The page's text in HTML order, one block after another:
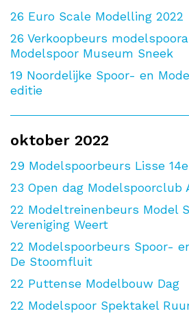
26 Euro Scale Modelling 2022
26 Verkoopbeurs
Modelspoor Museum Sneek
19 Noordelijke Spoor- en
editie
oktober 2022
29 Modelspoorbeurs Lisse
23 Open dag Modelspoorclub
22 Modeltreinenbeurs Model
Vereniging Weert
22 Modelspoorbeurs Spoor-
De Stoomfluit
22 Puttense Modelbouw Dag
22 Modelspoor Spektakel